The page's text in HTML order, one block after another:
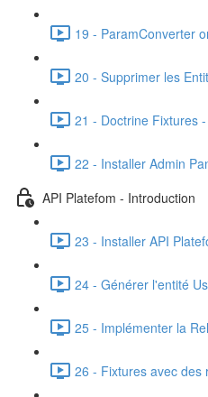
19 - ParamConverter
20 - Supprimer les
21 - Doctrine Fixtures
22 - Installer Admin
API Platefom - Introduction
23 - Installer API
24 - Générer l'entité
25 - Implémenter la
26 - Fixtures avec des